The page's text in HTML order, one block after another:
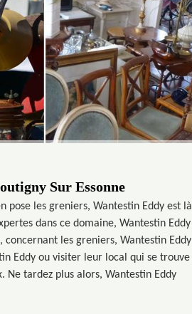
Sur Essonne
pose les greniers, Wantestin Eddy est là
dans ce domaine, Wantestin Eddy
les greniers, Wantestin Eddy
Eddy ou visiter leur local qui se trouve
Ne tardez plus alors, Wantestin Eddy